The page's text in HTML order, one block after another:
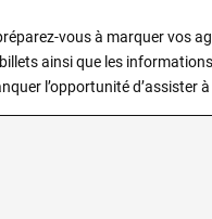
vous à marquer vos
ainsi que les
l’opportunité d’assister